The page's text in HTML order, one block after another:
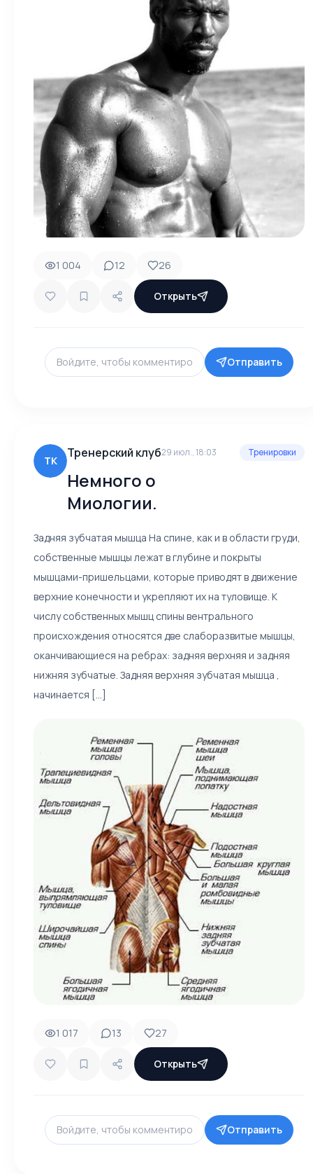
1 004 12 26
Открыть
Отправить
ТК
Тренерский клуб29 июл., 18:03
Немного о
Миологии.
Тренировки
Задняя зубчатая мышца На спине, как и в области груди,
собственные мышцы лежат в глубине и покрыты
мышцами-пришельцами, которые приводят в движение
верхние конечности и укрепляют их на туловище. К
числу собственных мышц спины вентрального
происхождения относятся две слаборазвитые мышцы,
оканчивающиеся на ребрах: задняя верхняя и задняя
нижняя зубчатые. Задняя верхняя зубчатая мышца ,
начинается [...]
1 017 13 27
Открыть
Отправить